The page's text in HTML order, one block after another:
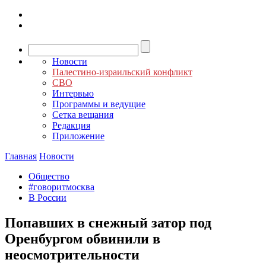
Новости
Палестино-израильский конфликт
СВО
Интервью
Программы и ведущие
Сетка вещания
Редакция
Приложение
Главная Новости
Общество
#говоритмосква
В России
Попавших в снежный затор под
Оренбургом обвинили в
неосмотрительности